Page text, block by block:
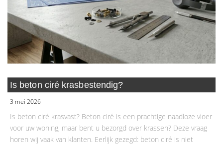
Is beton ciré krasbestendig?
3 mei 2026
Is beton ciré krasvast? Beton ciré is een prachtige naadloze vloer
voor uw woning, maar bent u bezorgd over krassen? Deze vraag
horen wij vaak van klanten. Eerlijk gezegd: beton ciré is niet